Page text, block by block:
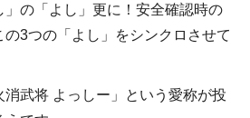
」の「よし」更に！安全確認時の
3つの「よし」をシンクロさせて
消武将 よっしー」という愛称が投